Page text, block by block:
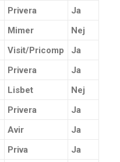
Privera
Ja
Mimer
Nej
Visit/Pricomp
Ja
Privera
Ja
Lisbet
Nej
Privera
Ja
Avir
Ja
Priva
Ja